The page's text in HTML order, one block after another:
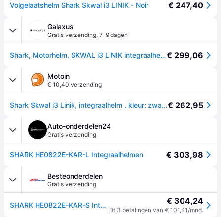
Volgelaatshelm Shark Skwal i3 LINIK - Noir € 247,40
Galaxus
Gratis verzending, 7-9 dagen
Shark, Motorhelm, SKWAL i3 LINIK integraalhelm (XL)€ 299,06
Motoin
€ 10,40 verzending
Shark Skwal i3 Linik, integraalhelm , kleur: zwart/grijs/rood , maat: M€ 262,95
Auto-onderdelen24
Gratis verzending
SHARK HE0822E-KAR-L Integraalhelmen € 303,98
Besteonderdelen
Gratis verzending
SHARK HE0822E-KAR-S Integraalhelmen € 304,24
Of 3 betalingen van € 101,41/mnd.